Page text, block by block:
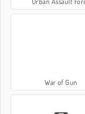
War of Gun